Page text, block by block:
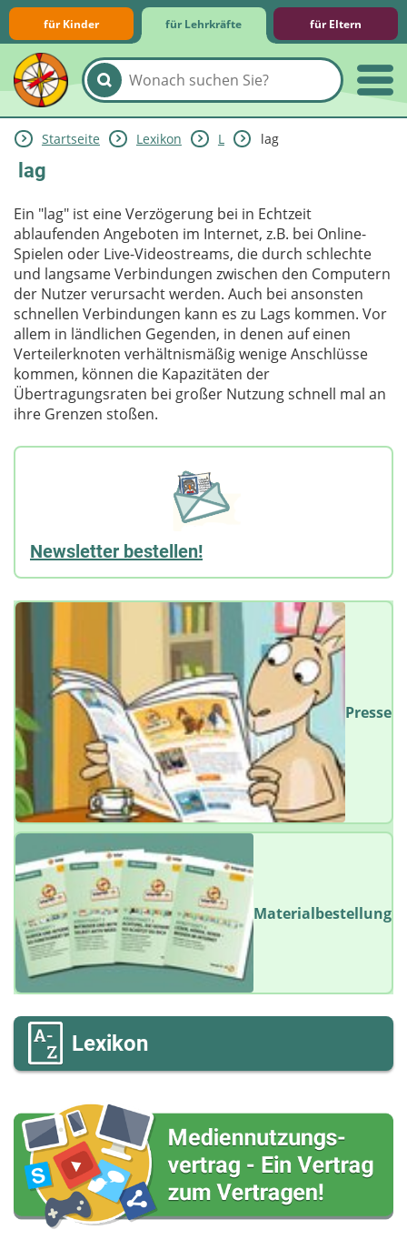
für Kinder für Lehrkräfte für Eltern
Lernmodule
Unterrichts­materialien
Internet-ABC-Schule
Praxishilfen
Aktuelles
Startseite Lexikon L lag
lag
Ein "lag" ist eine Verzögerung bei in Echtzeit
ablaufenden Angeboten im Internet, z.B. bei Online-
Spielen oder Live-Videostreams, die durch schlechte
und langsame Verbindungen zwischen den Computern
der Nutzer verursacht werden. Auch bei ansonsten
schnellen Verbindungen kann es zu Lags kommen. Vor
allem in ländlichen Gegenden, in denen auf einen
Verteilerknoten verhältnismäßig wenige Anschlüsse
kommen, können die Kapazitäten der
Übertragungsraten bei großer Nutzung schnell mal an
ihre Grenzen stoßen.
Newsletter bestellen!
Presse
Materialbestellung
Lexikon